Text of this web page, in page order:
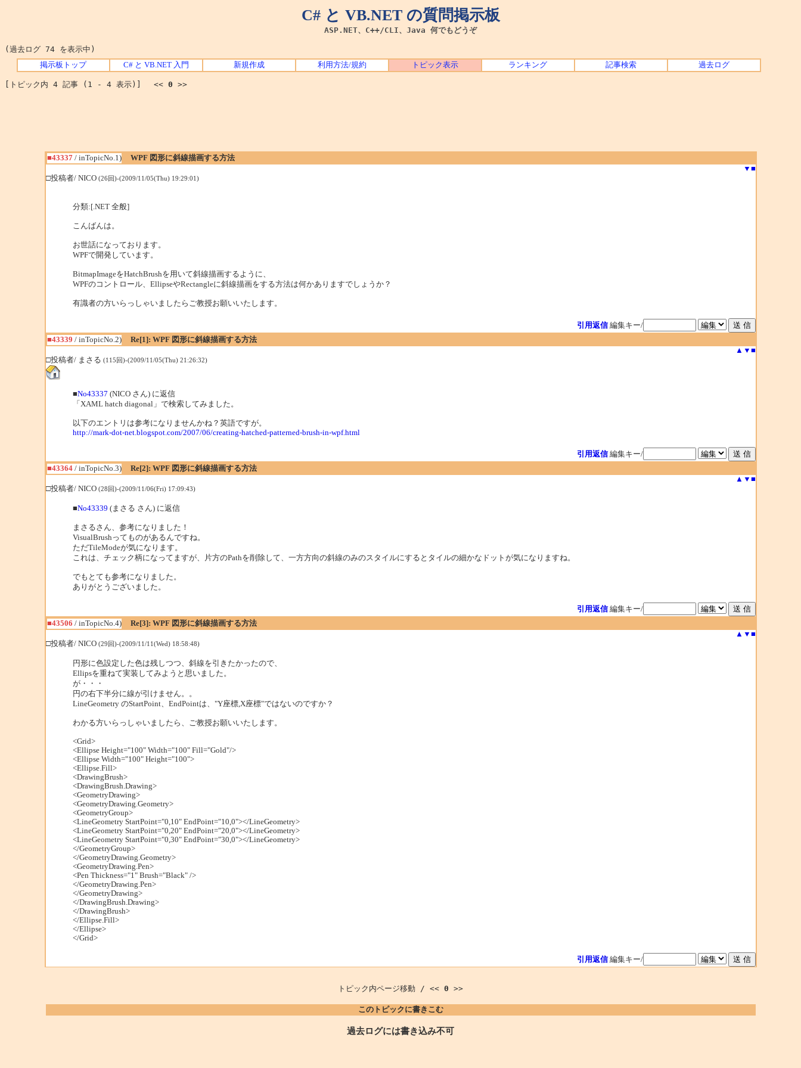
C# と VB.NET の質問掲示板
ASP.NET、C++/CLI、Java 何でもどうぞ
(過去ログ 74 を表示中)
掲示板トップ C# と VB.NET 入門 新規作成 利用方法/規約 トピック表示 ランキング 記事検索 過去ログ
[トピック内 4 記事 (1 - 4 表示)] << 0 >>
■43337/ inTopicNo.1)
WPF 図形に斜線描画する方法
▼ ■
□投稿者/ NICO (26回)-(2009/11/05(Thu) 19:29:01)
分類:[.NET 全般]
こんばんは。
お世話になっております。
WPFで開発しています。
BitmapImageをHatchBrushを用いて斜線描画するように、
WPFのコントロール、EllipseやRectangleに斜線描画をする方法は何かありますでしょうか？
有識者の方いらっしゃいましたらご教授お願いいたします。
引用返信 編集キー/
■43339 / inTopicNo.2)
Re[1]: WPF 図形に斜線描画する方法
▲ ▼ ■
□投稿者/ まさる (115回)-(2009/11/05(Thu) 21:26:32)
■No43337 (NICO さん) に返信
「XAML hatch diagonal」で検索してみました。
以下のエントリは参考になりませんかね？英語ですが。
http://mark-dot-net.blogspot.com/2007/06/creating-hatched-patterned-brush-in-wpf.html
引用返信 編集キー/
■43364/ inTopicNo.3)
Re[2]: WPF 図形に斜線描画する方法
▲ ▼ ■
□投稿者/ NICO (28回)-(2009/11/06(Fri) 17:09:43)
■No43339 (まさる さん) に返信
まさるさん、参考になりました！
VisualBrushってものがあるんですね。
ただTileModeが気になります。
これは、チェック柄になってますが、片方のPathを削除して、一方方向の斜線のみのスタイルにするとタイルの細かなドットが気になりますね。
でもとても参考になりました。
ありがとうございました。
引用返信 編集キー/
■43506 / inTopicNo.4)
Re[3]: WPF 図形に斜線描画する方法
▲ ▼ ■
□投稿者/ NICO (29回)-(2009/11/11(Wed) 18:58:48)
円形に色設定した色は残しつつ、斜線を引きたかったので、
Ellipsを重ねて実装してみようと思いました。
が・・・
円の右下半分に線が引けません。。
LineGeometry のStartPoint、EndPointは、"Y座標,X座標"ではないのですか？
わかる方いらっしゃいましたら、ご教授お願いいたします。
<Grid>
<Ellipse Height="100" Width="100" Fill="Gold"/>
<Ellipse Width="100" Height="100">
<Ellipse.Fill>
<DrawingBrush>
<DrawingBrush.Drawing>
<GeometryDrawing>
<GeometryDrawing.Geometry>
<GeometryGroup>
<LineGeometry StartPoint="0,10" EndPoint="10,0"></LineGeometry>
<LineGeometry StartPoint="0,20" EndPoint="20,0"></LineGeometry>
<LineGeometry StartPoint="0,30" EndPoint="30,0"></LineGeometry>
</GeometryGroup>
</GeometryDrawing.Geometry>
<GeometryDrawing.Pen>
<Pen Thickness="1" Brush="Black" />
</GeometryDrawing.Pen>
</GeometryDrawing>
</DrawingBrush.Drawing>
</DrawingBrush>
</Ellipse.Fill>
</Ellipse>
</Grid>
引用返信 編集キー/
トピック内ページ移動 / << 0 >>
このトピックに書きこむ
過去ログには書き込み不可